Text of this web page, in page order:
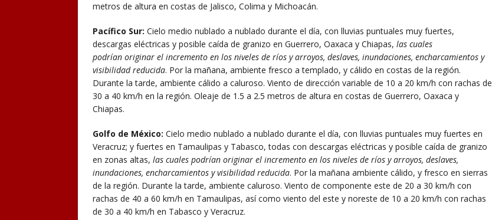
metros de altura en costas de Jalisco, Colima y Michoacán.
Pacífico Sur: Cielo medio nublado a nublado durante el día, con lluvias puntuales muy fuertes,
descargas eléctricas y posible caída de granizo en Guerrero, Oaxaca y Chiapas, las cuales
podrían originar el incremento en los niveles de ríos y arroyos, deslaves, inundaciones, encharcamientos y
visibilidad reducida. Por la mañana, ambiente fresco a templado, y cálido en costas de la región.
Durante la tarde, ambiente cálido a caluroso. Viento de dirección variable de 10 a 20 km/h con rachas de
30 a 40 km/h en la región. Oleaje de 1.5 a 2.5 metros de altura en costas de Guerrero, Oaxaca y
Chiapas.
Golfo de México: Cielo medio nublado a nublado durante el día, con lluvias puntuales muy fuertes en
Veracruz; y fuertes en Tamaulipas y Tabasco, todas con descargas eléctricas y posible caída de granizo
en zonas altas, las cuales podrían originar el incremento en los niveles de ríos y arroyos, deslaves,
inundaciones, encharcamientos y visibilidad reducida. Por la mañana ambiente cálido, y fresco en sierras
de la región. Durante la tarde, ambiente caluroso. Viento de componente este de 20 a 30 km/h con
rachas de 40 a 60 km/h en Tamaulipas, así como viento del este y noreste de 10 a 20 km/h con rachas
de 30 a 40 km/h en Tabasco y Veracruz.